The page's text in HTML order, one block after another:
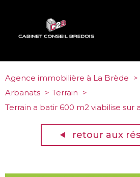
Agence immobilière à La Brède
Arbanats
Terrain
Terrain a batir 600 m2 viabilise sur
retour aux